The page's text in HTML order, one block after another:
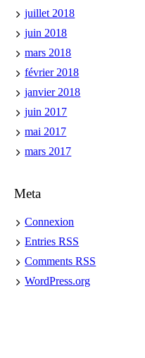
juillet 2018
juin 2018
mars 2018
février 2018
janvier 2018
juin 2017
mai 2017
mars 2017
Meta
Connexion
EntriesRSS
CommentsRSS
WordPress.org